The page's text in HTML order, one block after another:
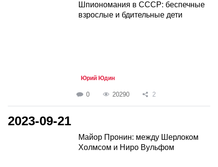
Шпиономания в СССР: беспечные
взрослые и бдительные дети
Юрий Юдин
0 20290 2
2023-09-21
Майор Пронин: между Шерлоком
Холмсом и Ниро Вульфом